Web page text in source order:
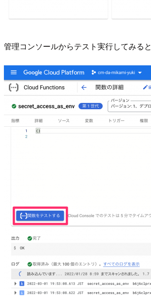
管理コンソールからテスト実行してみると